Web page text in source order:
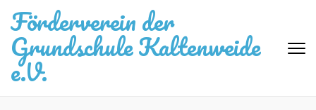
Inhalt
springen
(Eingabetaste
drücken)
Förderverein der
Grundschule Kaltenweide
e.V.